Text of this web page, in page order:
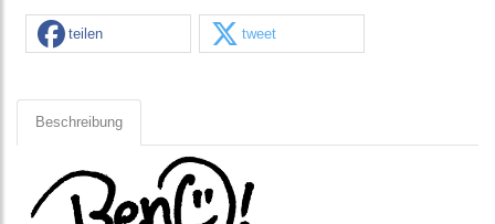
teilen tweet
Beschreibung